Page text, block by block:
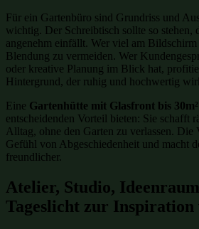
Für ein Gartenbüro sind Grundriss und
wichtig. Der Schreibtisch sollte so stehen,
angenehm einfällt. Wer viel am Bildschirm
Blendung zu vermeiden. Wer
oder kreative Planung im Blick hat,
Hintergrund, der ruhig und hochwertig
Eine Gartenhütte mit Glasfront bis 30m²
entscheidenden Vorteil bieten: Sie schafft
Alltag, ohne den Garten zu verlassen. Die
Gefühl von Abgeschiedenheit und macht
freundlicher.
Atelier, Studio,
Tageslicht zur